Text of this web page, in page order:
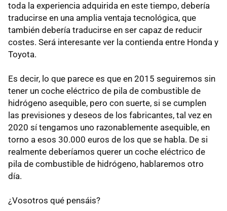
toda la experiencia adquirida en este tiempo, debería
traducirse en una amplia ventaja tecnológica, que
también debería traducirse en ser capaz de reducir
costes. Será interesante ver la contienda entre Honda y
Toyota.
Es decir, lo que parece es que en 2015 seguiremos sin
tener un coche eléctrico de pila de combustible de
hidrógeno asequible, pero con suerte, si se cumplen
las previsiones y deseos de los fabricantes, tal vez en
2020 sí tengamos uno razonablemente asequible, en
torno a esos 30.000 euros de los que se habla. De si
realmente deberíamos querer un coche eléctrico de
pila de combustible de hidrógeno, hablaremos otro
día.
¿Vosotros qué pensáis?